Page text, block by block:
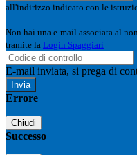
all'indirizzo indicato con le
Non hai una e-mail associata al
tramite la Login Spaggiari
E-mail inviata, si prega di
Errore
Chiudi
Successo